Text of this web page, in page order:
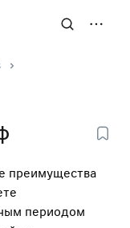
преимущества
периодом